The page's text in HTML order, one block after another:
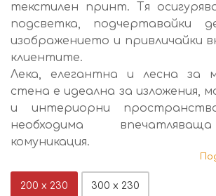
текстилен принт. Тя
подсветка, подчертавайки
изображението и привличайки
клиентите.
Лека, елегантна и лесна за
стена е идеална за изложения,
и интериорни
необходима
комуникация.
200 x 230 300 x 230